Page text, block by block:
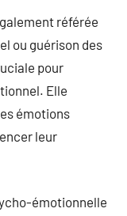
référée
ou guérison des
pour
Elle
émotions
leur
émotionnelle